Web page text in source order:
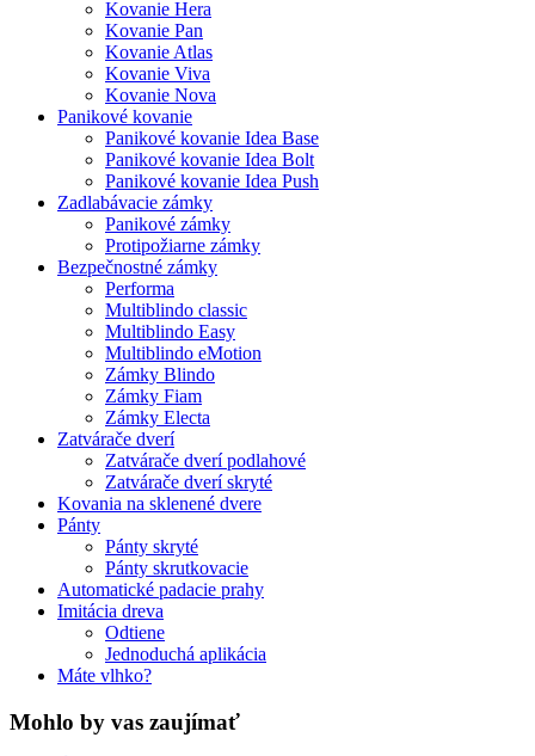
Kovanie Hera
Kovanie Pan
Kovanie Atlas
Kovanie Viva
Kovanie Nova
Panikové kovanie
Panikové kovanie Idea Base
Panikové kovanie Idea Bolt
Panikové kovanie Idea Push
Zadlabávacie zámky
Panikové zámky
Protipožiarne zámky
Bezpečnostné zámky
Performa
Multiblindo classic
Multiblindo Easy
Multiblindo eMotion
Zámky Blindo
Zámky Fiam
Zámky Electa
Zatvárače dverí
Zatvárače dverí podlahové
Zatvárače dverí skryté
Kovania na sklenené dvere
Pánty
Pánty skryté
Pánty skrutkovacie
Automatické padacie prahy
Imitácia dreva
Odtiene
Jednoduchá aplikácia
Máte vlhko?
Mohlo by vas zaujímať